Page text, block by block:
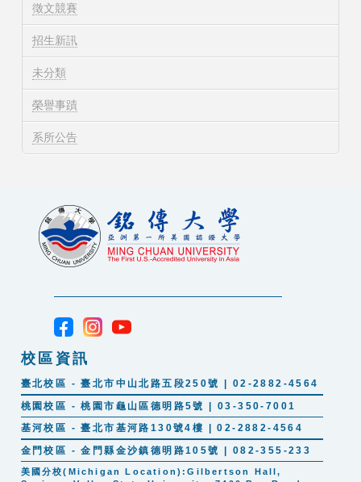
徵文競賽
招生新訊
未分類
榮譽事蹟
系所公告
校區資訊
臺北校區 - 臺北市中山北路五段250號 | 02-2882-4564
桃園校區 - 桃園市龜山區德明路5號 | 03-350-7001
基河校區 - 臺北市基河路130號4樓 | 02-2882-4564
金門校區 - 金門縣金沙鎮德明路105號 | 082-355-233
美國分校(Michigan Location):Gilbertson Hall,